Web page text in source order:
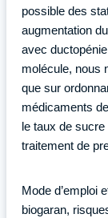
possible des
augmentation
avec
molécule, nous
que sur
médicaments
le taux de
traitement de
Mode d’emploi
biogaran,